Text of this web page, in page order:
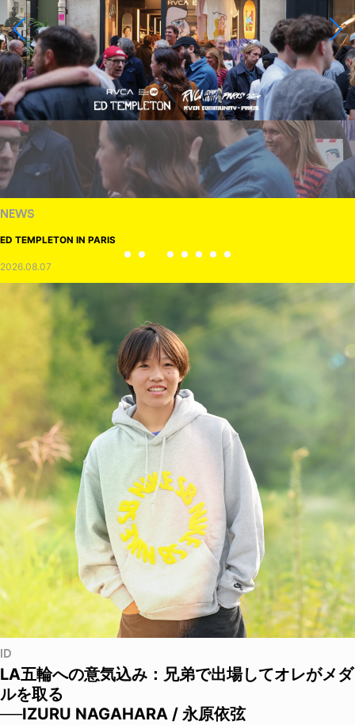
NEWS
ED TEMPLETON IN PARIS
2026.08.07
ID
LA五輪への意気込み：兄弟で出場してオレがメダ
ルを取る
──IZURU NAGAHARA / 永原依弦